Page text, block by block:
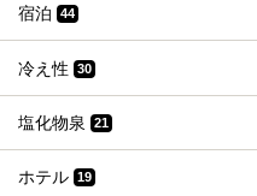
宿泊 44
冷え性 30
塩化物泉 21
ホテル 19